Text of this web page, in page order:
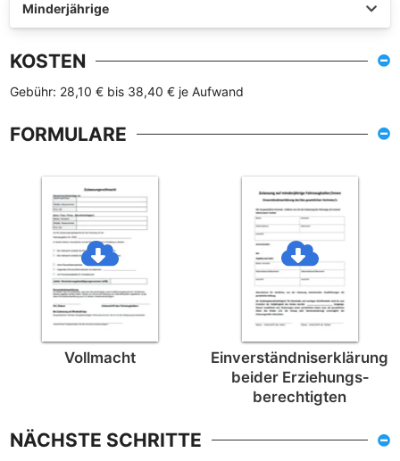
Minderjährige
KOSTEN
Gebühr: 28,10 € bis 38,40 € je Aufwand
FORMULARE
Vollmacht
Einverständnis­erklärung
beider Erziehungs­
berechtigten
NÄCHSTE SCHRITTE